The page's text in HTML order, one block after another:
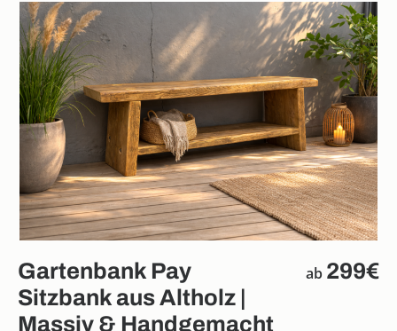
Gartenbank Pay
Sitzbank aus Altholz |
Massiv & Handgemacht
ab 299€